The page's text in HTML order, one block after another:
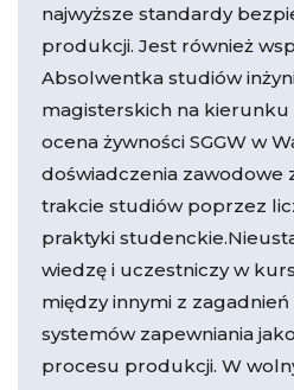
najwyższe standardy
produkcji. Jest również
Absolwentka studiów
magisterskich na kierunku
ocena żywności SGGW w
doświadczenia zawodowe
trakcie studiów poprzez
praktyki
wiedzę i uczestniczy w
między innymi z
systemów zapewniania
procesu produkcji. W